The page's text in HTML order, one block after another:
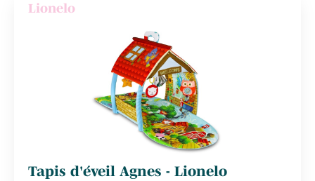
Lionelo
Tapis d'éveil Agnes - Lionelo